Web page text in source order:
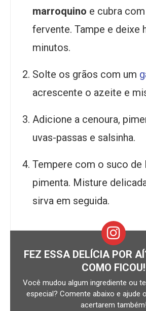
marroquino e cubra
fervente. Tampe e deixe
minutos.
Solte os grãos com um
acrescente o azeite e
Adicione a cenoura,
uvas-passas e salsinha.
Tempere com o suco de
pimenta. Misture
sirva em seguida.
FEZ ESSA DELÍCIA POR
COMO FICOU!
Você mudou algum ingrediente ou
especial? Comente abaixo e ajude
acertarem também!